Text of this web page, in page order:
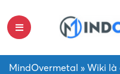
MindOvermetal » Wiki là